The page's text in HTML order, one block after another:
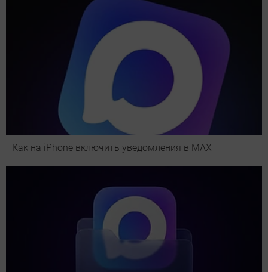
Как на iPhone включить уведомления в MAX